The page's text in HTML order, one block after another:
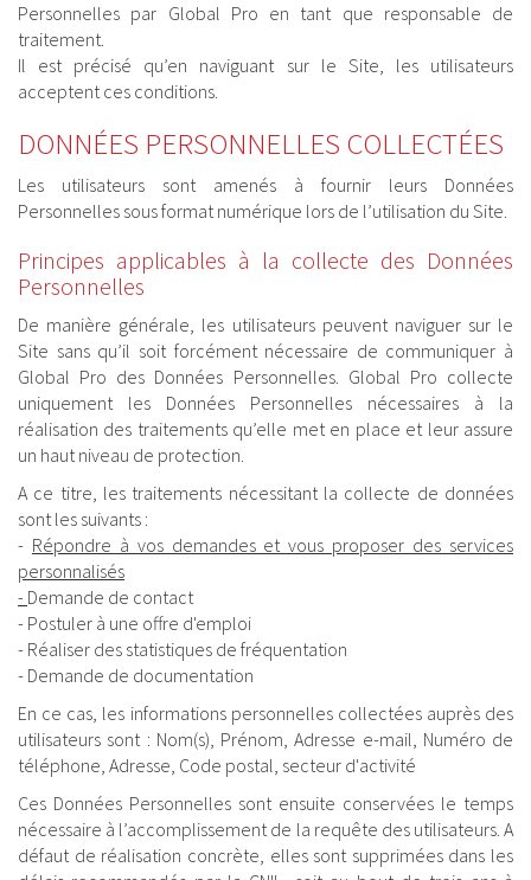
Personnelles par Global Pro en tant que responsable de
traitement.
Il est précisé qu’en naviguant sur le Site, les utilisateurs
acceptent ces conditions.
DONNÉES PERSONNELLES COLLECTÉES
Les utilisateurs sont amenés à fournir leurs Données
Personnelles sous format numérique lors de l’utilisation du Site.
Principes applicables à la collecte des Données
Personnelles
De manière générale, les utilisateurs peuvent naviguer sur le
Site sans qu’il soit forcément nécessaire de communiquer à
Global Pro des Données Personnelles. Global Pro collecte
uniquement les Données Personnelles nécessaires à la
réalisation des traitements qu’elle met en place et leur assure
un haut niveau de protection.
A ce titre, les traitements nécessitant la collecte de données
sont les suivants :
- Répondre à vos demandes et vous proposer des services
personnalisés
- Demande de contact
- Postuler à une offre d'emploi
- Réaliser des statistiques de fréquentation
- Demande de documentation
En ce cas, les informations personnelles collectées auprès des
utilisateurs sont : Nom(s), Prénom, Adresse e-mail, Numéro de
téléphone, Adresse, Code postal, secteur d'activité
Ces Données Personnelles sont ensuite conservées le temps
nécessaire à l’accomplissement de la requête des utilisateurs. A
défaut de réalisation concrète, elles sont supprimées dans les